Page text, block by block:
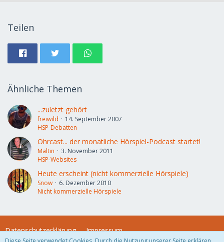
Teilen
Ähnliche Themen
...zuletzt gehört
freiwild
14. September 2007
HSP-Debatten
Ohrcast... der monatliche Hörspiel-Podcast startet!
Maltin
3. November 2011
HSP-Websites
Heute erscheint (nicht kommerzielle Hörspiele)
Snow
6. Dezember 2010
Nicht kommerzielle Hörspiele
Datenschutzerklärung Impressum